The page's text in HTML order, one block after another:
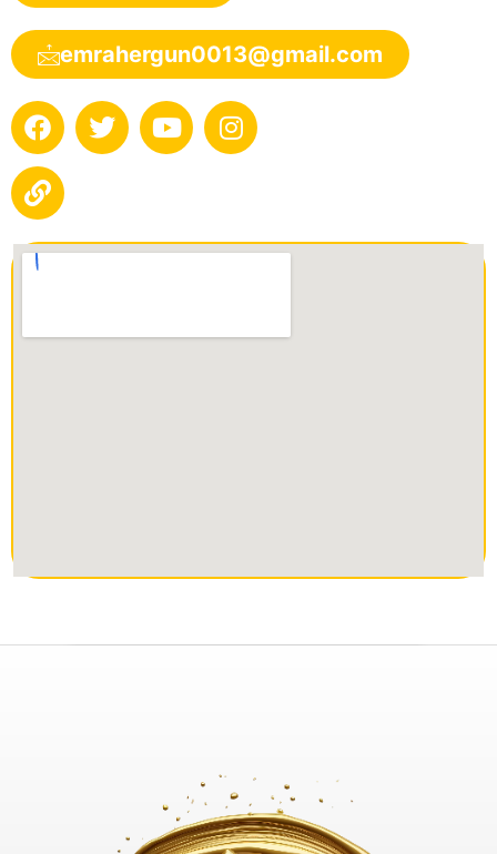
emrahergun0013@gmail.com